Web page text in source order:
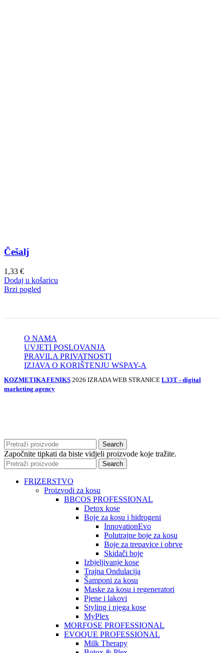
Češalj
1,33 €
Dodaj u košaricu
Brzi pogled
O NAMA
UVJETI POSLOVANJA
PRAVILA PRIVATNOSTI
IZJAVA O KORIŠTENJU WSPAY-A
KOZMETIKA FENIKS 2026 IZRADA WEB STRANICE L33T - digital
marketing agency
Search
Započnite tipkati da biste vidjeli proizvode koje tražite.
Search
FRIZERSTVO
Proizvodi za kosu
BBCOS PROFESSIONAL
Detox kose
Boje za kosu i hidrogeni
InnovationEvo
Polutrajne boje za kosu
Boje za trepavice i obrve
Skidači boje
Izbjeljivanje kose
Trajna Ondulacija
Šamponi za kosu
Maske za kosu i regeneratori
Pjene i lakovi
Styling i njega kose
MyPlex
MORFOSE PROFESSIONAL
EVOQUE PROFESSIONAL
Milk Therapy